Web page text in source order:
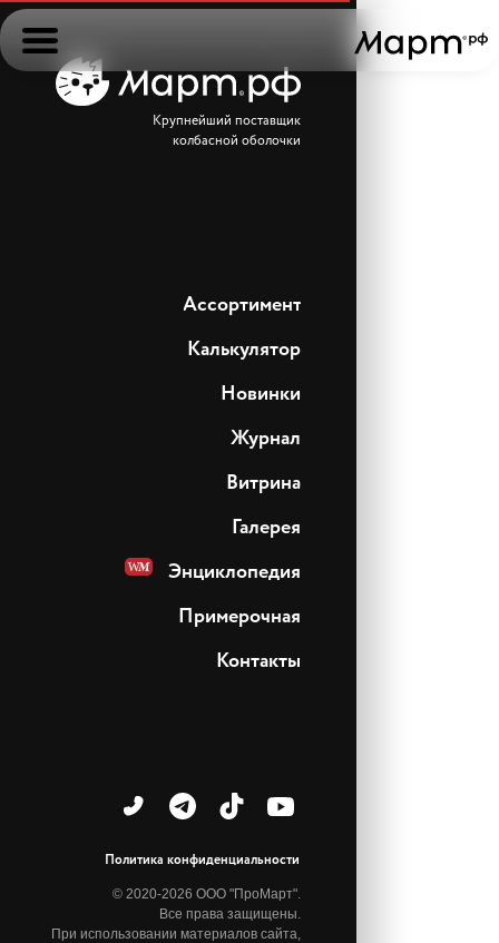
Ассортимент
Новинки
Журнал
Галерея
Витрина
Энциклопедия
Примерочная
Контакты
© 2020-2026 ООО "ПроМарт".
Все права защищены.
При использовании материалов сайта,
Политика конфиденциальности
Крупнейший поставщик
колбасной оболочки
Калькулятор